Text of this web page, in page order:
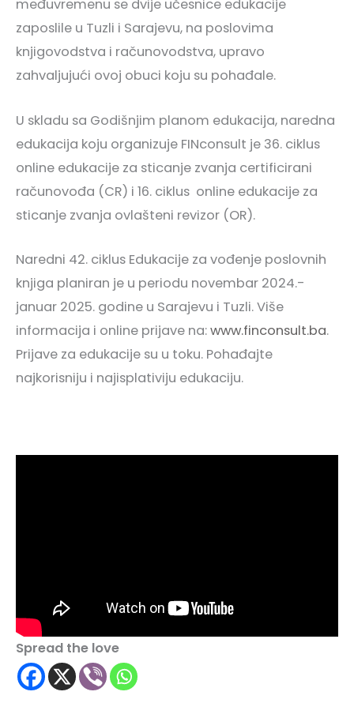
međuvremenu se dvije učesnice edukacije
zaposlile u Tuzli i Sarajevu, na poslovima
knjigovodstva i računovodstva, upravo
zahvaljujući ovoj obuci koju su pohađale.
U skladu sa Godišnjim planom edukacija, naredna
edukacija koju organizuje FINconsult je 36. ciklus
online edukacije za sticanje zvanja certificirani
računovođa (CR) i 16. ciklus online edukacije za
sticanje zvanja ovlašteni revizor (OR).
Naredni 42. ciklus Edukacije za vođenje poslovnih
knjiga planiran je u periodu novembar 2024.-
januar 2025. godine u Sarajevu i Tuzli. Više
informacija i online prijave na:www.finconsult.ba.
Prijave za edukacije su u toku. Pohađajte
najkorisniju i najisplativiju edukaciju.
Spread the love